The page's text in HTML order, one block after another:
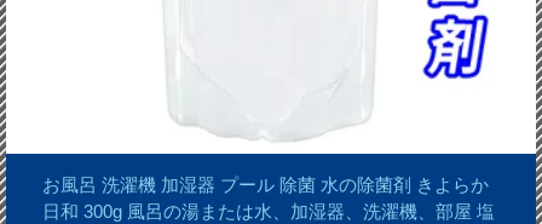
お風呂 洗濯機 加湿器 プール 除菌 水の除菌剤 きよらか
日和 300g 風呂の湯または水、加湿器、洗濯機、部屋 塩